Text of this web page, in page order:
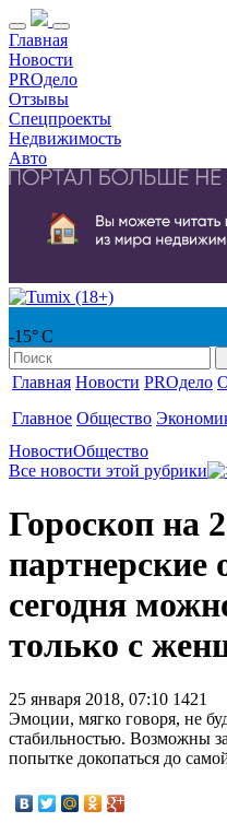
Главная
Новости
PROдело
Отзывы
Спецпроекты
Недвижимость
Авто
-15° С
Главная Новости PROдело
Главное Общество
НовостиОбщество
Все новости этой рубрики
Гороскоп на
партнерские
сегодня
только с
25 января 2018, 07:10 1421
Эмоции, мягко говоря, не
стабильностью. Возможны
попытке докопаться до